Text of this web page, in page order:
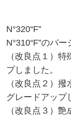
N°320“F”
N°310“F”のバ
（改良点１）
プしました。
（改良点２）
グレードアップ
（改良点３）